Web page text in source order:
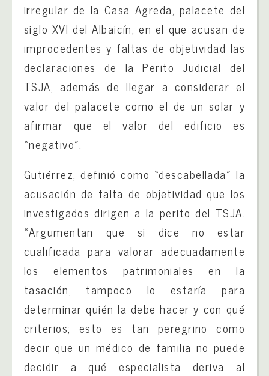
irregular de la Casa Agreda, palacete del
siglo XVI del Albaicín, en el que acusan de
improcedentes y faltas de objetividad las
declaraciones de la Perito Judicial del
TSJA, además de llegar a considerar el
valor del palacete como el de un solar y
afirmar que el valor del edificio es
«negativo».
Gutiérrez, definió como «descabellada» la
acusación de falta de objetividad que los
investigados dirigen a la perito del TSJA.
«Argumentan que si dice no estar
cualificada para valorar adecuadamente
los elementos patrimoniales en la
tasación, tampoco lo estaría para
determinar quién la debe hacer y con qué
criterios; esto es tan peregrino como
decir que un médico de familia no puede
decidir a qué especialista deriva al